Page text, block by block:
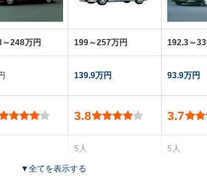
248万円 199～257万円
139.9万円
3.8
5人
5ドア
192.3～
93.9万円
3.7
5人
▼全てを表示する